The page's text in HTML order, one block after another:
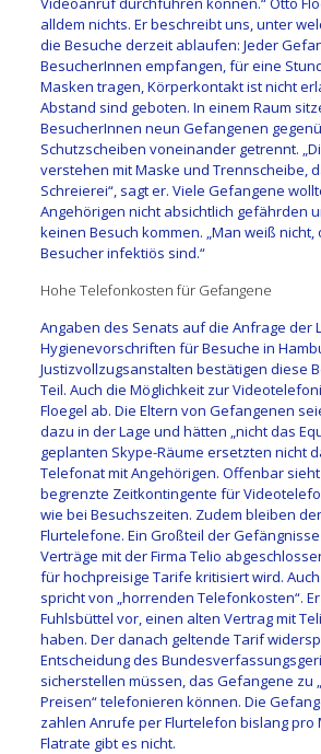
alldem nichts. Er beschreibt uns, unter
die Besuche derzeit ablaufen: Jeder
BesucherInnen empfangen, für eine
Masken tragen, Körperkontakt ist nicht
Abstand sind geboten. In einem Raum
BesucherInnen neun Gefangenen
Schutzscheiben voneinander getrennt.
verstehen mit Maske und Trennscheibe,
Schreierei“, sagt er. Viele Gefangene
Angehörigen nicht absichtlich gefährden
keinen Besuch kommen. „Man weiß nicht,
Besucher infektiös sind.“
Hohe Telefonkosten für Gefangene
Angaben des Senats auf die Anfrage der
Hygienevorschriften für Besuche in
Justizvollzugsanstalten bestätigen diese
Teil. Auch die Möglichkeit zur
Floegel ab. Die Eltern von Gefangenen
dazu in der Lage und hätten „nicht das
geplanten Skype-Räume ersetzten nicht
Telefonat mit Angehörigen. Offenbar
begrenzte Zeitkontingente für
wie bei Besuchszeiten. Zudem bleiben
Flurtelefone. Ein Großteil der
Verträge mit der Firma Telio
für hochpreisige Tarife kritisiert wird. Auch
spricht von „horrenden Telefonkosten“.
Fuhlsbüttel vor, einen alten Vertrag mit
haben. Der danach geltende Tarif
Entscheidung des
sicherstellen müssen, das Gefangene zu
Preisen“ telefonieren können. Die
zahlen Anrufe per Flurtelefon bislang pro
Flatrate gibt es nicht.